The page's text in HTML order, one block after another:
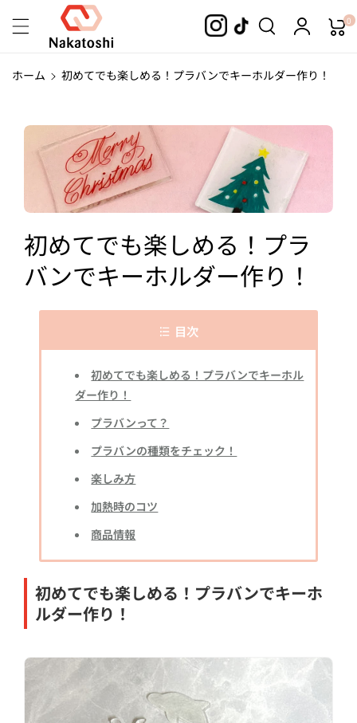
コンテンツ
に進む
0
ホーム 初めてでも楽しめる！プラバンでキーホルダー作り！
初めてでも楽しめる！プラ
バンでキーホルダー作り！
目次
初めてでも楽しめる！プラバンでキーホル
ダー作り！
プラバンって？
プラバンの種類をチェック！
楽しみ方
加熱時のコツ
商品情報
初めてでも楽しめる！プラバンでキーホ
ルダー作り！